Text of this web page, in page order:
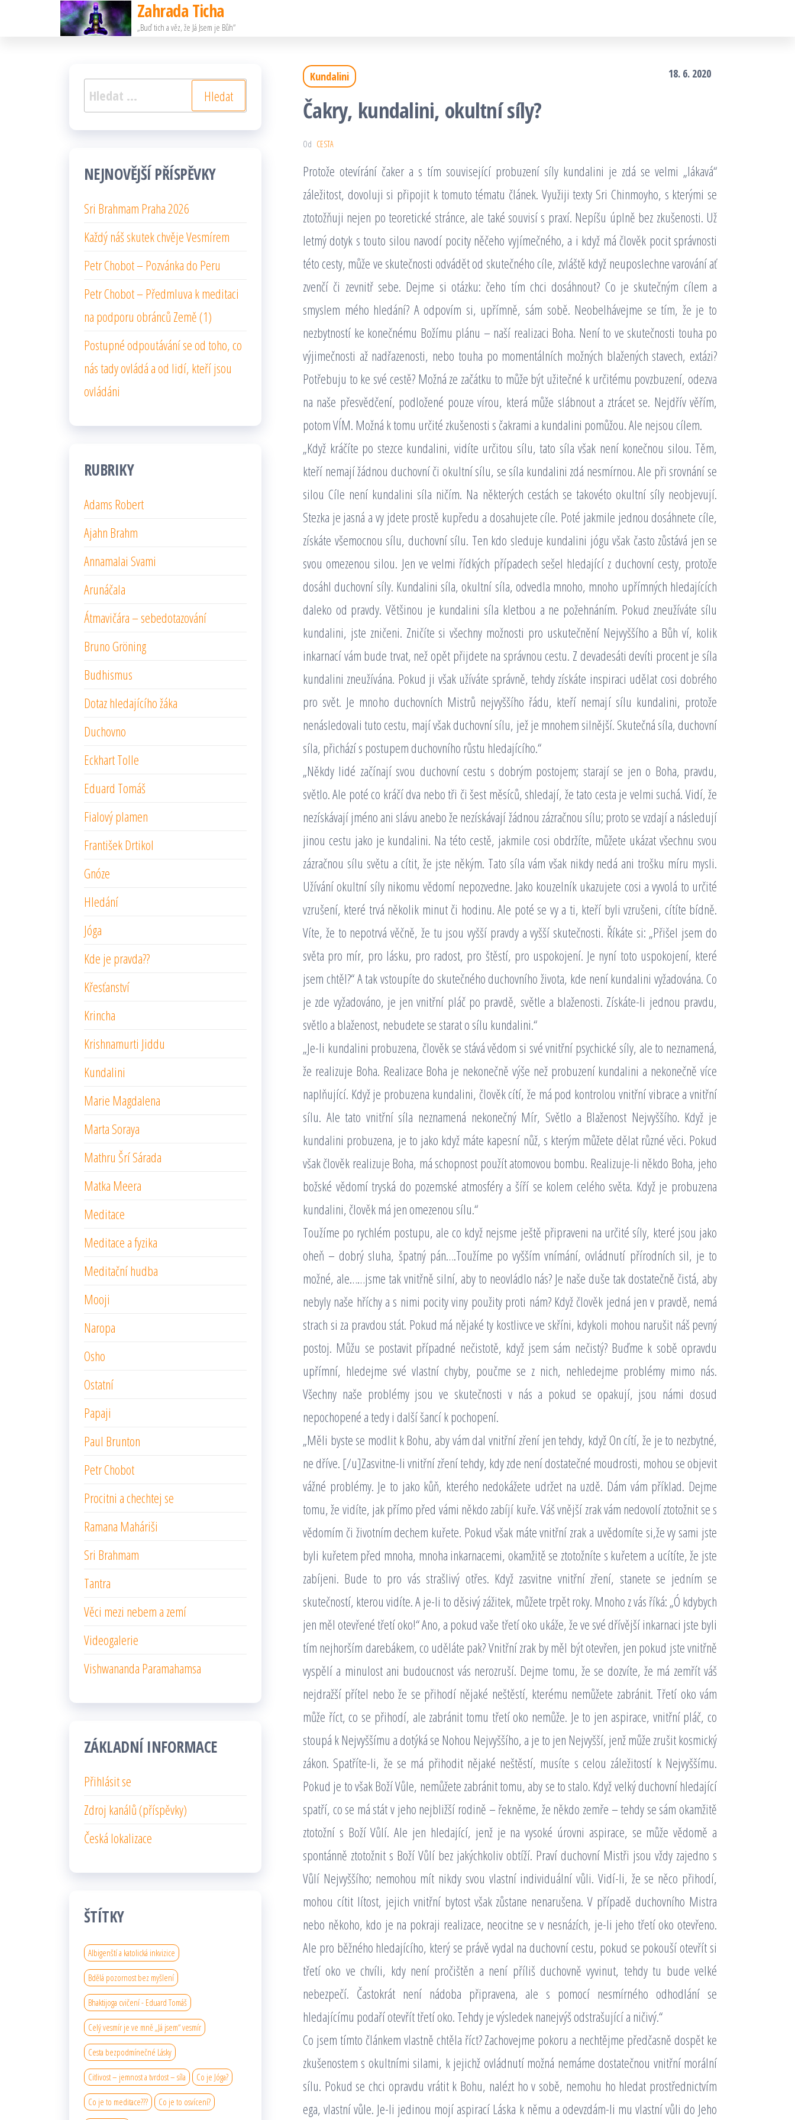
Zahrada Ticha
„Buď tich a věz, že Já Jsem je Bůh“
Kundalini 18. 6. 2020
Čakry, kundalini, okultní síly?
Od CESTA
Protože otevírání čaker a s tím související probuzení síly kundalini je zdá se velmi „lákavá“
záležitost, dovoluji si připojit k tomuto tématu článek. Využiji texty Sri Chinmoyho, s kterými se
ztotožňuji nejen po teoretické stránce, ale také souvisí s praxí. Nepíšu úplně bez zkušenosti. Už
letmý dotyk s touto silou navodí pocity něčeho vyjímečného, a i když má člověk pocit správnosti
této cesty, může ve skutečnosti odvádět od skutečného cíle, zvláště když neuposlechne varování ať
zvenčí či zevnitř sebe. Dejme si otázku: čeho tím chci dosáhnout? Co je skutečným cílem a
smyslem mého hledání? A odpovím si, upřímně, sám sobě. Neobelhávejme se tím, že je to
nezbytností ke konečnému Božímu plánu – naší realizaci Boha. Není to ve skutečnosti touha po
výjimečnosti až nadřazenosti, nebo touha po momentálních možných blažených stavech, extázi?
Potřebuju to ke své cestě? Možná ze začátku to může být užitečné k určitému povzbuzení, odezva
na naše přesvědčení, podložené pouze vírou, která může slábnout a ztrácet se. Nejdřív věřím,
potom VÍM. Možná k tomu určité zkušenosti s čakrami a kundalini pomůžou. Ale nejsou cílem.
„Když kráčíte po stezce kundalini, vidíte určitou sílu, tato síla však není konečnou silou. Těm,
kteří nemají žádnou duchovní či okultní sílu, se síla kundalini zdá nesmírnou. Ale při srovnání se
silou Cíle není kundalini síla ničím. Na některých cestách se takovéto okultní síly neobjevují.
Stezka je jasná a vy jdete prostě kupředu a dosahujete cíle. Poté jakmile jednou dosáhnete cíle,
získáte všemocnou sílu, duchovní sílu. Ten kdo sleduje kundalini jógu však často zůstává jen se
svou omezenou silou. Jen ve velmi řídkých případech sešel hledající z duchovní cesty, protože
dosáhl duchovní síly. Kundalini síla, okultní síla, odvedla mnoho, mnoho upřímných hledajících
daleko od pravdy. Většinou je kundalini síla kletbou a ne požehnáním. Pokud zneužíváte sílu
kundalini, jste zničeni. Zničíte si všechny možnosti pro uskutečnění Nejvyššího a Bůh ví, kolik
inkarnací vám bude trvat, než opět přijdete na správnou cestu. Z devadesáti devíti procent je síla
kundalini zneužívána. Pokud ji však užíváte správně, tehdy získáte inspiraci udělat cosi dobrého
pro svět. Je mnoho duchovních Mistrů nejvyššího řádu, kteří nemají sílu kundalini, protože
nenásledovali tuto cestu, mají však duchovní sílu, jež je mnohem silnější. Skutečná síla, duchovní
síla, přichází s postupem duchovního růstu hledajícího.“
„Někdy lidé začínají svou duchovní cestu s dobrým postojem; starají se jen o Boha, pravdu,
světlo. Ale poté co kráčí dva nebo tři či šest měsíců, shledají, že tato cesta je velmi suchá. Vidí, že
nezískávají jméno ani slávu anebo že nezískávají žádnou zázračnou sílu; proto se vzdají a následují
jinou cestu jako je kundalini. Na této cestě, jakmile cosi obdržíte, můžete ukázat všechnu svou
zázračnou sílu světu a cítit, že jste někým. Tato síla vám však nikdy nedá ani trošku míru mysli.
Užívání okultní síly nikomu vědomí nepozvedne. Jako kouzelník ukazujete cosi a vyvolá to určité
vzrušení, které trvá několik minut či hodinu. Ale poté se vy a ti, kteří byli vzrušeni, cítíte bídně.
Víte, že to nepotrvá věčně, že tu jsou vyšší pravdy a vyšší skutečnosti. Říkáte si: „Přišel jsem do
světa pro mír, pro lásku, pro radost, pro štěstí, pro uspokojení. Je nyní toto uspokojení, které
jsem chtěl?“ A tak vstoupíte do skutečného duchovního života, kde není kundalini vyžadována. Co
je zde vyžadováno, je jen vnitřní pláč po pravdě, světle a blaženosti. Získáte-li jednou pravdu,
světlo a blaženost, nebudete se starat o sílu kundalini.“
„Je-li kundalini probuzena, člověk se stává vědom si své vnitřní psychické síly, ale to neznamená,
že realizuje Boha. Realizace Boha je nekonečně výše než probuzení kundalini a nekonečně více
naplňující. Když je probuzena kundalini, člověk cítí, že má pod kontrolou vnitřní vibrace a vnitřní
sílu. Ale tato vnitřní síla neznamená nekonečný Mír, Světlo a Blaženost Nejvyššího. Když je
kundalini probuzena, je to jako když máte kapesní nůž, s kterým můžete dělat různé věci. Pokud
však člověk realizuje Boha, má schopnost použít atomovou bombu. Realizuje-li někdo Boha, jeho
božské vědomí tryská do pozemské atmosféry a šíří se kolem celého světa. Když je probuzena
kundalini, člověk má jen omezenou sílu.“
Toužíme po rychlém postupu, ale co když nejsme ještě připraveni na určité síly, které jsou jako
oheň – dobrý sluha, špatný pán….Toužíme po vyšším vnímání, ovládnutí přírodních sil, je to
možné, ale……jsme tak vnitřně silní, aby to neovládlo nás? Je naše duše tak dostatečně čistá, aby
nebyly naše hříchy a s nimi pocity viny použity proti nám? Když člověk jedná jen v pravdě, nemá
strach si za pravdou stát. Pokud má nějaké ty kostlivce ve skříni, kdykoli mohou narušit náš pevný
postoj. Můžu se postavit případné nečistotě, když jsem sám nečistý? Buďme k sobě opravdu
upřímní, hledejme své vlastní chyby, poučme se z nich, nehledejme problémy mimo nás.
Všechny naše problémy jsou ve skutečnosti v nás a pokud se opakují, jsou námi dosud
nepochopené a tedy i další šancí k pochopení.
„Měli byste se modlit k Bohu, aby vám dal vnitřní zření jen tehdy, když On cítí, že je to nezbytné,
ne dříve. [/u]Zasvitne-li vnitřní zření tehdy, kdy zde není dostatečné moudrosti, mohou se objevit
vážné problémy. Je to jako kůň, kterého nedokážete udržet na uzdě. Dám vám příklad. Dejme
tomu, že vidíte, jak přímo před vámi někdo zabíjí kuře. Váš vnější zrak vám nedovolí ztotožnit se s
vědomím či životním dechem kuřete. Pokud však máte vnitřní zrak a uvědomíte si,že vy sami jste
byli kuřetem před mnoha, mnoha inkarnacemi, okamžitě se ztotožníte s kuřetem a ucítíte, že jste
zabíjeni. Bude to pro vás strašlivý otřes. Když zasvitne vnitřní zření, stanete se jedním se
skutečností, kterou vidíte. A je-li to děsivý zážitek, můžete trpět roky. Mnoho z vás říká: „Ó kdybych
jen měl otevřené třetí oko!“ Ano, a pokud vaše třetí oko ukáže, že ve své dřívější inkarnaci jste byli
tím nejhorším darebákem, co uděláte pak? Vnitřní zrak by měl být otevřen, jen pokud jste vnitřně
vyspělí a minulost ani budoucnost vás nerozruší. Dejme tomu, že se dozvíte, že má zemřít váš
nejdražší přítel nebo že se přihodí nějaké neštěstí, kterému nemůžete zabránit. Třetí oko vám
může říct, co se přihodí, ale zabránit tomu třetí oko nemůže. Je to jen aspirace, vnitřní pláč, co
stoupá k Nejvyššímu a dotýká se Nohou Nejvyššího, a je to jen Nejvyšší, jenž může zrušit kosmický
zákon. Spatříte-li, že se má přihodit nějaké neštěstí, musíte s celou záležitostí k Nejvyššímu.
Pokud je to však Boží Vůle, nemůžete zabránit tomu, aby se to stalo. Když velký duchovní hledající
spatří, co se má stát v jeho nejbližší rodině – řekněme, že někdo zemře – tehdy se sám okamžitě
ztotožní s Boží Vůlí. Ale jen hledající, jenž je na vysoké úrovni aspirace, se může vědomě a
spontánně ztotožnit s Boží Vůlí bez jakýchkoliv obtíží. Praví duchovní Mistři jsou vždy zajedno s
Vůlí Nejvyššího; nemohou mít nikdy svou vlastní individuální vůli. Vidí-li, že se něco přihodí,
mohou cítit lítost, jejich vnitřní bytost však zůstane nenarušena. V případě duchovního Mistra
nebo někoho, kdo je na pokraji realizace, neocitne se v nesnázích, je-li jeho třetí oko otevřeno.
Ale pro běžného hledajícího, který se právě vydal na duchovní cestu, pokud se pokouší otevřít si
třetí oko ve chvíli, kdy není pročištěn a není příliš duchovně vyvinut, tehdy tu bude velké
nebezpečí. Častokrát není nádoba připravena, ale s pomocí nesmírného odhodlání se
hledajícímu podaří otevřít třetí oko. Tehdy je výsledek nanejvýš odstrašující a ničivý.“
Co jsem tímto článkem vlastně chtěla říct? Zachovejme pokoru a nechtějme předčasně dospět ke
zkušenostem s okultními silami, k jejichž ovládnutí možná nemáme dostatečnou vnitřní morální
sílu. Pokud se chci opravdu vrátit k Bohu, nalézt ho v sobě, nemohu ho hledat prostřednictvím
ega, vlastní vůle. Je-li jedinou mojí aspirací Láska k němu a odevzdám-li mu vlastní vůli do Jeho
Vyhledávání
NEJNOVĚJŠÍ PŘÍSPĚVKY
Sri Brahmam Praha 2026
Každý náš skutek chvěje Vesmírem
Petr Chobot – Pozvánka do Peru
Petr Chobot – Předmluva k meditaci
na podporu obránců Země (1)
Postupné odpoutávání se od toho, co
nás tady ovládá a od lidí, kteří jsou
ovládáni
RUBRIKY
Adams Robert
Ajahn Brahm
Annamalai Svami
Arunáčala
Átmavičára – sebedotazování
Bruno Gröning
Budhismus
Dotaz hledajícího žáka
Duchovno
Eckhart Tolle
Eduard Tomáš
Fialový plamen
František Drtikol
Gnóze
Hledání
Jóga
Kde je pravda??
Křesťanství
Krincha
Krishnamurti Jiddu
Kundalini
Marie Magdalena
Marta Soraya
Mathru Šrí Sárada
Matka Meera
Meditace
Meditace a fyzika
Meditační hudba
Mooji
Naropa
Osho
Ostatní
Papaji
Paul Brunton
Petr Chobot
Procitni a chechtej se
Ramana Maháriši
Sri Brahmam
Tantra
Věci mezi nebem a zemí
Videogalerie
Vishwananda Paramahamsa
ZÁKLADNÍ INFORMACE
Přihlásit se
Zdroj kanálů (příspěvky)
Česká lokalizace
ŠTÍTKY
Albigenští a katolická inkvizice
Bdělá pozornost bez myšlení
Bhaktijoga cvičení - Eduard Tomáš
Celý vesmír je ve mně „Já jsem“ vesmír
Cesta bezpodmínečné Lásky
Citlivost – jemnost a tvrdost – síla Co je Jóga?
Co je to meditace??? Co je to osvícení?